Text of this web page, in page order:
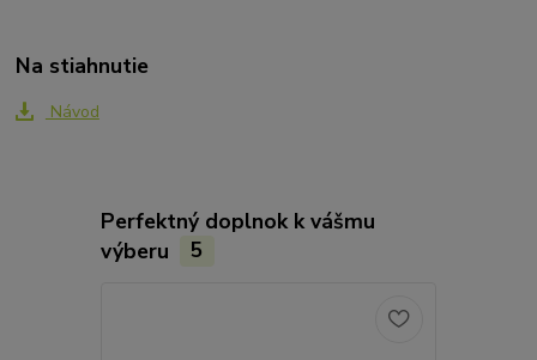
Na stiahnutie
Návod
Perfektný doplnok k vášmu
výberu
5